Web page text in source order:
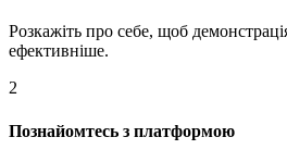
Розкажіть про себе, щоб
ефективніше.
2
Познайомтесь з платформою